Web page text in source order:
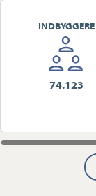
INDBYGGERE
74.123